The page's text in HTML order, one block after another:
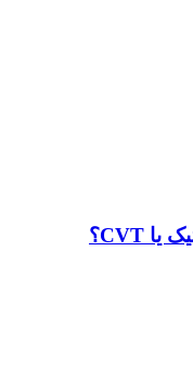
سیستم انتقال قدرت دستی، اتوماتیک یا CVT؟